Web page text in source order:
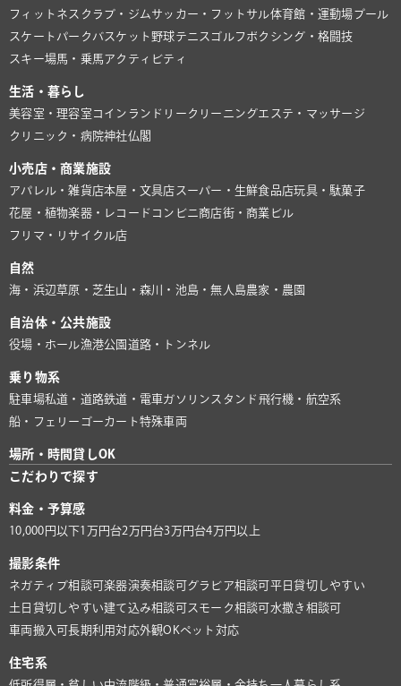
フィットネスクラブ・ジム サッカー・フットサル体育館・運動場プール
スケートパーク バスケット 野球テニス ゴルフ ボクシング・格闘技
スキー場馬・乗馬アクティビティ
生活・暮らし
美容室・理容室 コインランドリー クリーニングエステ・マッサージ
クリニック・病院神社仏閣
小売店・商業施設
アパレル・雑貨店本屋・文具店 スーパー・生鮮食品店玩具・駄菓子
花屋・植物楽器・レコード コンビニ商店街・商業ビル
フリマ・リサイクル店
自然
海・浜辺草原・芝生山・森川・池島・無人島農家・農園
自治体・公共施設
役場・ホール漁港公園 道路・トンネル
乗り物系
駐車場私道・道路鉄道・電車ガソリンスタンド 飛行機・航空系
船・フェリー ゴーカート特殊車両
場所・時間貸しOK
こだわりで探す
料金・予算感
10,000円以下1万円台2万円台3万円台4万円以上
撮影条件
ネガティブ相談可楽器演奏相談可グラビア相談可平日貸切しやすい
土日貸切しやすい建て込み相談可スモーク相談可水撒き相談可
車両搬入可長期利用対応外観OKペット対応
住宅系